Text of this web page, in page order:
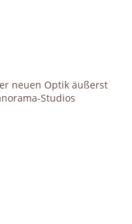
neuen Optik äußerst
Studios